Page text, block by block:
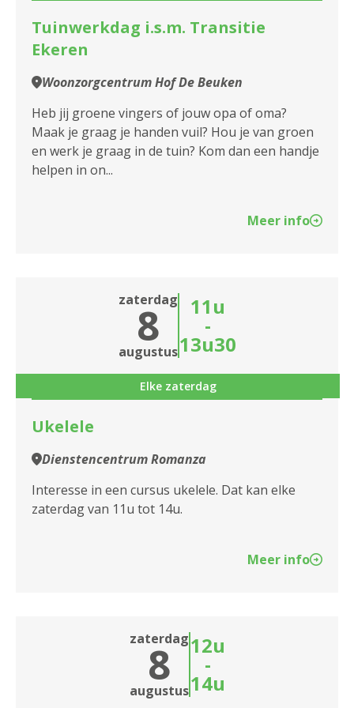
Optreden
Wellness en gezond
Moederdag
Valpreventie
Restaurantdag
Samen het weekend in
Assistentiewoningen De Brem II
Assistentiewoningen De Koninck
Assistentiewoningen De Krekel
Assistentiewoningen De Nobele Donk
Assistentiewoningen De Olijftak
Assistentiewoningen De Sterlingen
Assistentiewoningen Den Drossaert
Assistentiewoningen Den Drossaert II -
Assistentiewoningen Essenhof
Assistentiewoningen Geestenspoor
2050 Antwerpen-Linkeroever
2060 Antwerpen
2100 Antwerpen
2140 Borgerhout
2170 Merksem
2180 Ekeren
2950 Kapellen
Tuinwerkdag i.s.m. Transitie
Ekeren
Woonzorgcentrum Hof De Beuken
Heb jij groene vingers of jouw opa of oma?
Maak je graag je handen vuil? Hou je van groen
en werk je graag in de tuin? Kom dan een handje
helpen in on...
Meer info
zaterdag
8
augustus
11u
-
13u30
Elke zaterdag
Ukelele
Dienstencentrum Romanza
Interesse in een cursus ukelele. Dat kan elke
zaterdag van 11u tot 14u.
Meer info
zaterdag
8
augustus
12u
-
14u